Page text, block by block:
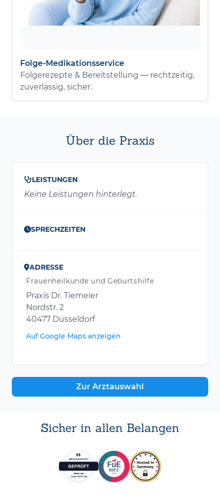
Folge-Medikationsservice
Folgerezepte & Bereitstellung — rechtzeitig,
zuverlässig, sicher.
Über die Praxis
LEISTUNGEN
Keine Leistungen hinterlegt.
SPRECHZEITEN
ADRESSE
Frauenheilkunde und Geburtshilfe
Praxis Dr. Tiemeier
Nordstr. 2
40477 Düsseldorf
Auf Google Maps anzeigen
Zur Arztauswahl
Sicher in allen Belangen